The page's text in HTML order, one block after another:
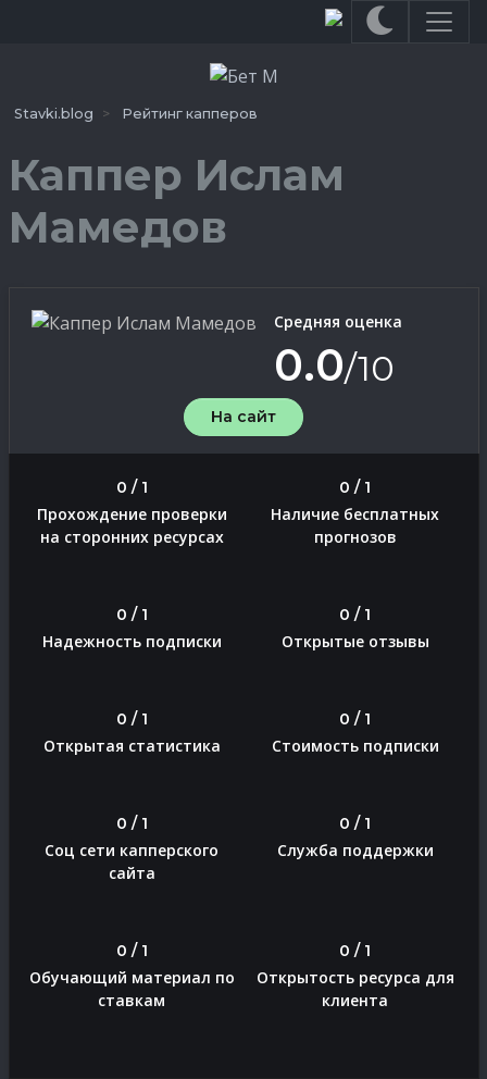
Stavki.blog Рейтинг капперов
Каппер Ислам
Мамедов
Средняя оценка
0.0/10
На сайт
0 / 1
Прохождение проверки
на сторонних ресурсах
0 / 1
Наличие бесплатных
прогнозов
0 / 1
Надежность подписки
0 / 1
Открытые отзывы
0 / 1
Открытая статистика
0 / 1
Стоимость подписки
0 / 1
Соц сети капперского
сайта
0 / 1
Служба поддержки
0 / 1
Обучающий материал по
ставкам
0 / 1
Открытость ресурса для
клиента